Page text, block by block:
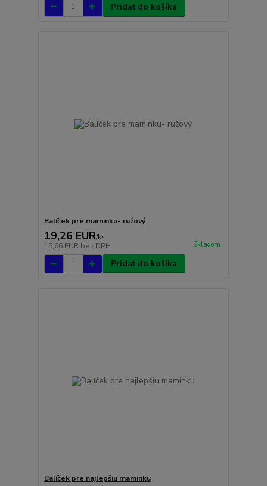
Pridať do košíka
Balíček pre maminku- ružový
19,26 EUR/ks
15,66 EUR bez DPH Skladom
Pridať do košíka
Balíček pre najlepšiu maminku